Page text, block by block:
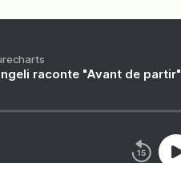
raconte "Avant de partir"